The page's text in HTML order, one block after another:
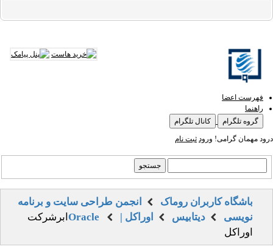
فهرست اعضا
راهنما
گروه تلگرام
کانال تلگرام
درود مهمان گرامی! ورود ثبت نام
باشگاه کاربران روماک
انجمن طراحی سایت و برنامه
نویسی
دیتابیس اوراکل | Oracle
ابرشرکت
اوراکل